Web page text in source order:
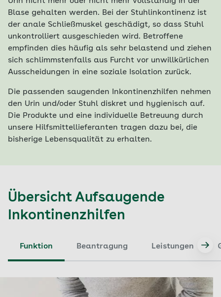
Blase gehalten werden. Bei der Stuhlinkontinenz ist
der anale Schließmuskel geschädigt, so dass Stuhl
unkontrolliert ausgeschieden wird. Betroffene
empfinden dies häufig als sehr belastend und ziehen
sich schlimmstenfalls aus Furcht vor unwillkürlichen
Ausscheidungen in eine soziale Isolation zurück.
Die passenden saugenden Inkontinenzhilfen nehmen
den Urin und/oder Stuhl diskret und hygienisch auf.
Die Produkte und eine individuelle Betreuung durch
unsere Hilfsmittellieferanten tragen dazu bei, die
bisherige Lebensqualität zu erhalten.
Übersicht Aufsaugende
Inkontinenzhilfen
Funktion Beantragung Leistungen